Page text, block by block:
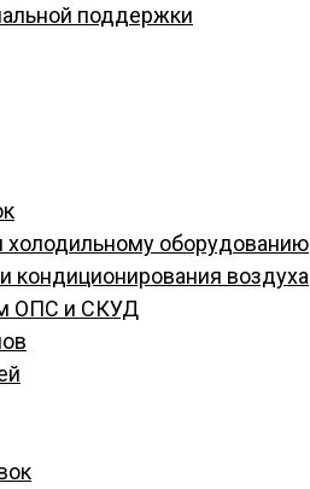
поддержки
холодильному оборудованию
кондиционирования воздуха
ОПС и СКУД